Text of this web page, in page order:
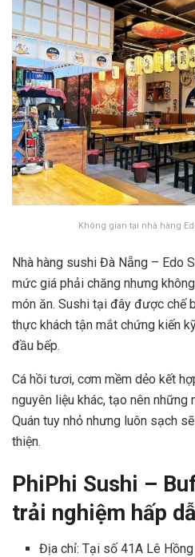
Không gian tại nhà hàng
Nhà hàng sushi Đà Nẵng – Edo
mức giá phải chăng nhưng
món ăn. Sushi tại đây được chế
thực khách tận mắt chứng kiến
đầu bếp.
Cá hồi tươi, cơm mềm dẻo kết
nguyên liệu khác, tạo nên những
Quán tuy nhỏ nhưng luôn sạch
thiện.
PhiPhi Sushi –
trải nghiệm hấp
Địa chỉ: Tại số 41A Lê